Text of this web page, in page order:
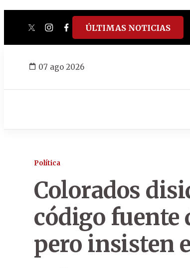
twitterinstagram
facebook
tiktokyoutube
spotify
ÚLTIMAS NOTICIAS
07 ago 2026
Política
Colorados
código fuente
pero insisten